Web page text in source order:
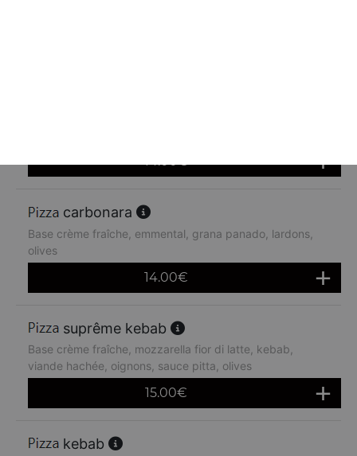
14.00€
carbonara
Base crème fraîche, emmental, grana panado, lardons,
olives
14.00€
suprême kebab
Base crème fraîche, mozzarella fior di latte, kebab,
viande hachée, oignons, sauce pitta, olives
15.00€
kebab